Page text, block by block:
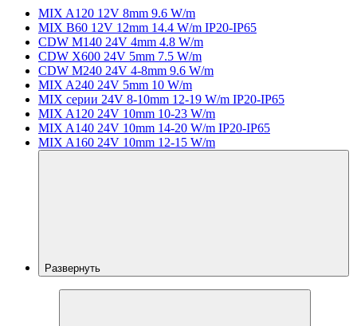
MIX A120 12V 8mm 9.6 W/m
MIX B60 12V 12mm 14.4 W/m IP20-IP65
CDW M140 24V 4mm 4.8 W/m
CDW X600 24V 5mm 7.5 W/m
CDW M240 24V 4-8mm 9.6 W/m
MIX A240 24V 5mm 10 W/m
MIX серии 24V 8-10mm 12-19 W/m IP20-IP65
MIX A120 24V 10mm 10-23 W/m
MIX A140 24V 10mm 14-20 W/m IP20-IP65
MIX A160 24V 10mm 12-15 W/m
Развернуть